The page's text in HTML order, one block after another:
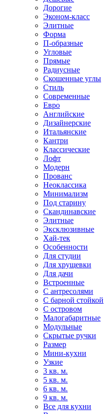
Дорогие
Эконом-класс
Элитные
Форма
П-образные
Угловые
Прямые
Радиусные
Скошенные углы
Стиль
Современные
Евро
Английские
Дизайнерские
Итальянские
Кантри
Классические
Лофт
Модерн
Прованс
Неоклассика
Минимализм
Под старину
Скандинавские
Элитные
Эксклюзивные
Хай-тек
Особенности
Для студии
Для хрущевки
Для дачи
Встроенные
С антресолями
С барной стойкой
С островом
Малогабаритные
Модульные
Скрытые ручки
Размер
Мини-кухни
Узкие
3 кв. м.
5 кв. м.
6 кв. м.
9 кв. м.
Все для кухни